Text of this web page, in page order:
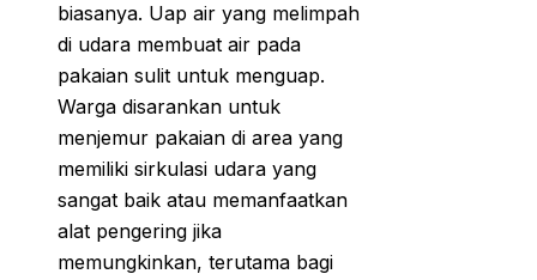
biasanya. Uap air yang melimpah
di udara membuat air pada
pakaian sulit untuk menguap.
Warga disarankan untuk
menjemur pakaian di area yang
memiliki sirkulasi udara yang
sangat baik atau memanfaatkan
alat pengering jika
memungkinkan, terutama bagi